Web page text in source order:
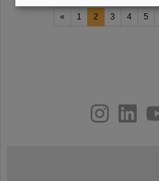
« 1 2 3 4 5
youtubehelmholtz.socialfacebook